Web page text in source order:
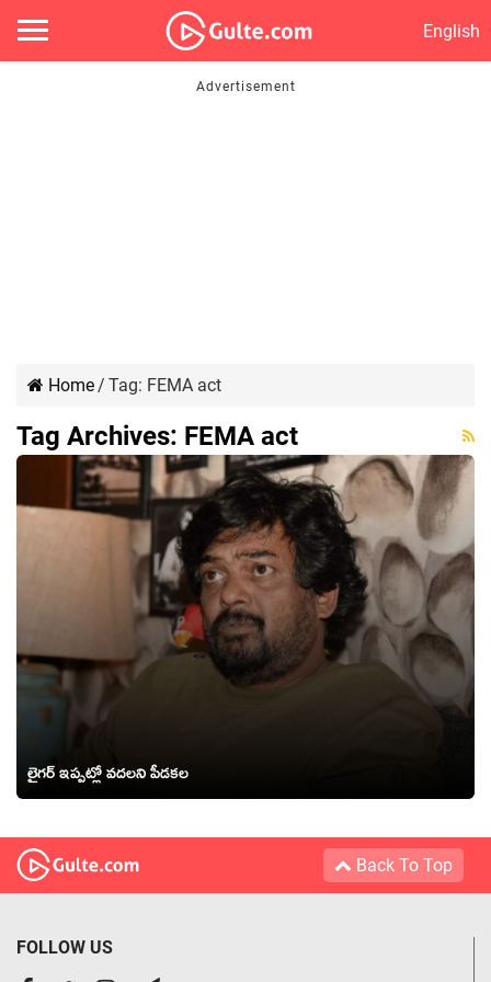
English
Home/ Tag: FEMA act
Tag Archives: FEMA act
లైగర్ ఇప్పట్లో వదలని పీడకల
Back To Top
FOLLOW US